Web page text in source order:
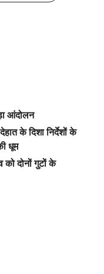
आंदोलन
के दिशा निर्देशों के
धूम
दोनों गुटों के